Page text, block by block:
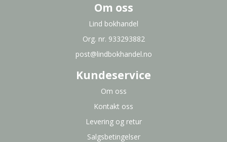
Om oss
Lind bokhandel
Org. nr. 933293882
post@lindbokhandel.no
Kundeservice
Om oss
Kontakt oss
Levering og retur
Salgsbetingelser